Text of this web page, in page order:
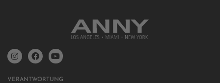
VERANTWORTUNG